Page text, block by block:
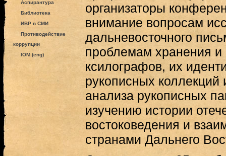
Аспирантура
Библиотека
ИВР в СМИ
Противодействие
коррупции
IOM (eng)
организаторы
внимание вопросам
дальневосточного
проблемам хранения и
ксилографов, их
рукописных коллекций
анализа рукописных
изучению истории
востоковедения и
странами Дальнего